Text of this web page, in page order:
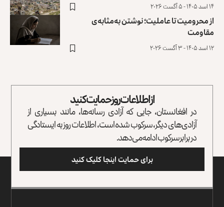
۱۴ اسد ۱۴۰۵ - ۵ آگست ۲۰۲۶
از محرومیت تا عاملیت؛ نوشتن به‌مثابه‌ی
مقاومت
۱۲ اسد ۱۴۰۵ - ۳ آگست ۲۰۲۶
از اطلاعات روز حمایت کنید
در افغانستان، جایی که آزادی رسانه‌ها، مانند بسیاری از
آزادی‌های دیگر، سرکوب شده است، اطلاعات روز به ایستادگی
در برابر سرکوب ادامه می‌دهد.
برای حمایت اینجا کلیک کنید